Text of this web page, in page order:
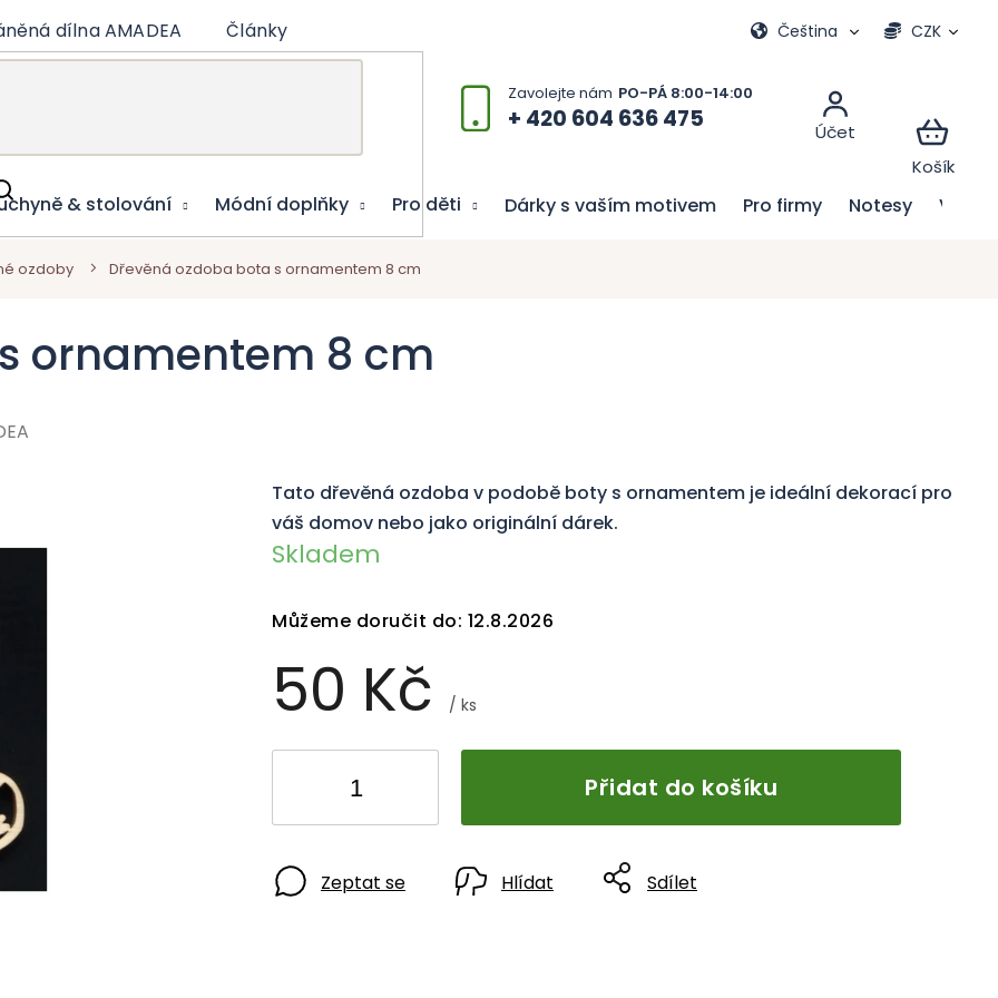
+ 420 604 636 475
dílna AMADEA Články CZK
Čeština
& stolování Módní doplňky Pro děti Dárky s vaším motivem Pro firmy Notesy
ozdoby Dřevěná ozdoba bota s ornamentem 8 cm
ornamentem 8 cm
50 Kč / ks
Skladem
Můžeme doručit do: 12.8.2026
Přidat do košíku
Tato dřevěná ozdoba v podobě boty s ornamentem je ideální dekorací pro
váš domov nebo jako originální dárek.
Zeptat se Hlídat Sdílet